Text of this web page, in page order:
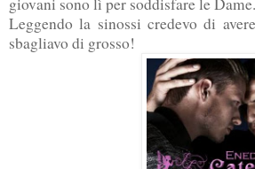
Leggendo la sinossi credevo di
sbagliavo di grosso!